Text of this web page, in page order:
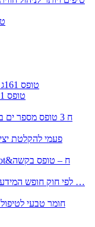
טופס 161ג – הודעה על חזרה מרצף פיצויים / קיצבה
טופס 161א – הודעת עובד עקב פרישה מעבודה
) 1998 ( לפי חוק חופש המידע התשנ;ח – טופס בקשה לקבלת …
חומר טבעי